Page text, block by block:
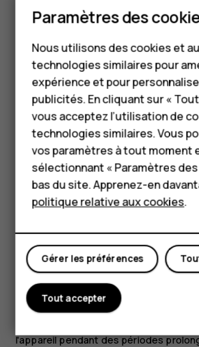
Smartphones
Téléphones
Accessoires
HMD Terra M
Pour les
Tablettes
Boutique
Il est possible que certains
ou le câble de données, soient vendus
Important
: Il est recommandé
protection inclus dans le coffret
protéger l'appareil en cas de
Pièces et connecteurs,
Ne connectez pas de produit créant
car cela pourrait endommager
aucune source de tension au
casque qui n'a pas été agréé pour cet
particulièrement attention au niveau
Certains composants de l'appareil
L'appareil peut donc exercer une
métalliques. Ne placez pas de cartes
l'appareil pendant des périodes
Paramètres des
Nous utilisons des cookies et
technologies similaires pour
expérience et pour
publicités. En cliquant sur «
vous acceptez l’utilisation de
technologies similaires. Vous
vos paramètres à tout moment
sélectionnant « Paramètres
bas du site. Apprenez-en
politique relative aux cookies.
Gérer les préférences
Tout accepter